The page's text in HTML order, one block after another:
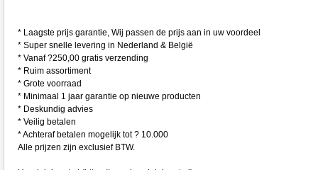
* Laagste prijs garantie, Wij passen de prijs aan in uw voordeel
* Super snelle levering in Nederland & België
* Vanaf ?250,00 gratis verzending
* Ruim assortiment
* Grote voorraad
* Minimaal 1 jaar garantie op nieuwe producten
* Deskundig advies
* Veilig betalen
* Achteraf betalen mogelijk tot ? 10.000
Alle prijzen zijn exclusief BTW.